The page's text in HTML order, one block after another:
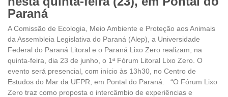
Paraná
A Comissão de Ecologia, Meio Ambiente e Proteção aos Animais
da Assembleia Legislativa do Paraná (Alep), a Universidade
Federal do Paraná Litoral e o Paraná Lixo Zero realizam, na
quinta-feira, dia 23 de junho, o 1ª Fórum Litoral Lixo Zero. O
evento será presencial, com início às 13h30, no Centro de
Estudos do Mar da UFPR, em Pontal do Paraná. “O Fórum Lixo
Zero traz como proposta o intercâmbio de experiências e